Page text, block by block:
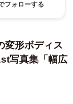
フォローする
形ボディス
写真集「幅広